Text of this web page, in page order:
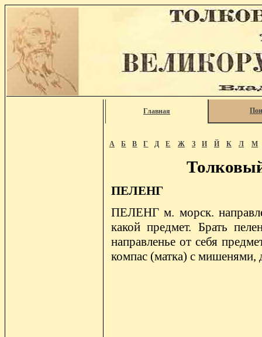
Главная
А Б В Г Д Е Ж З И Й К Л М
ПЕЛЕНГ
ПЕЛЕНГ м. морск.
какой предмет. Брать
направленье от себя
компас (матка) с мишенями,